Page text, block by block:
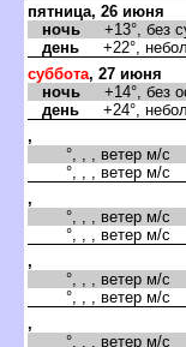
пятница, 26 июня
ночь +13°, без
день +22°,
суббота, 27 июня
ночь +14°, без
день +24°,
,
°, , , ветер м/с
°, , , ветер м/с
,
°, , , ветер м/с
°, , , ветер м/с
,
°, , , ветер м/с
°, , , ветер м/с
,
°, , , ветер м/с